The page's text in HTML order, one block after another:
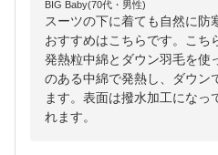
BIG Baby(70代・男性)
スーツの下に着ても自然に防
おすすめはこちらです。こち
発熱粒中綿とダウン羽毛を使
のある中綿で発熱し、ダウン
ます。表面は撥水加工になっ
れます。